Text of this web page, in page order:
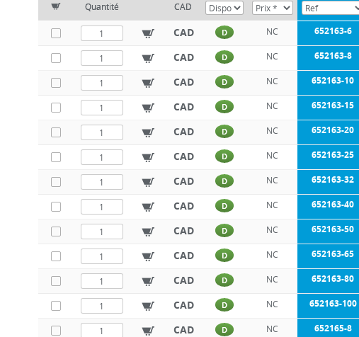
Quantité CAD
CAD D NC 652163-6
CAD D NC 652163-8
CAD D NC 652163-10
CAD D NC 652163-15
CAD D NC 652163-20
CAD D NC 652163-25
CAD D NC 652163-32
CAD D NC 652163-40
CAD D NC 652163-50
CAD D NC 652163-65
CAD D NC 652163-80
CAD D NC 652163-100
CAD D NC 652165-8